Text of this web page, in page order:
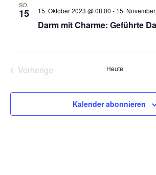
SO.
15
Darm mit Charme: Geführte
15. Oktober 2023 @ 08:00 - 15.
VorherigeVeranstaltungenHeute
Kalender abonnieren